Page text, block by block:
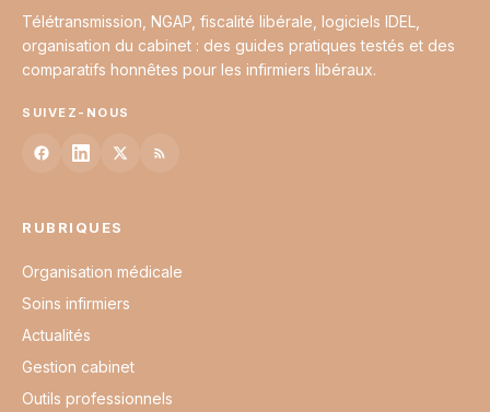
Télétransmission, NGAP, fiscalité libérale, logiciels IDEL,
organisation du cabinet : des guides pratiques testés et des
comparatifs honnêtes pour les infirmiers libéraux.
SUIVEZ-NOUS
RUBRIQUES
Organisation médicale
Soins infirmiers
Actualités
Gestion cabinet
Outils professionnels